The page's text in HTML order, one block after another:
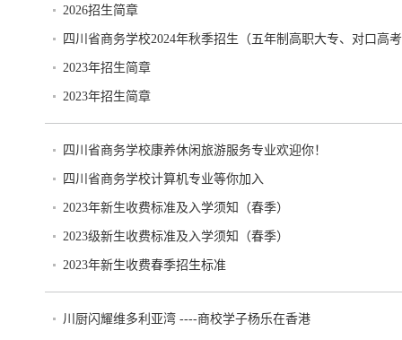
2026招生简章
四川省商务学校2024年秋季招生（五年制高职大专、对口高
2023年招生简章
2023年招生简章
四川省商务学校康养休闲旅游服务专业欢迎你！
四川省商务学校计算机专业等你加入
2023年新生收费标准及入学须知（春季）
2023级新生收费标准及入学须知（春季）
2023年新生收费春季招生标准
川厨闪耀维多利亚湾 ----商校学子杨乐在香港